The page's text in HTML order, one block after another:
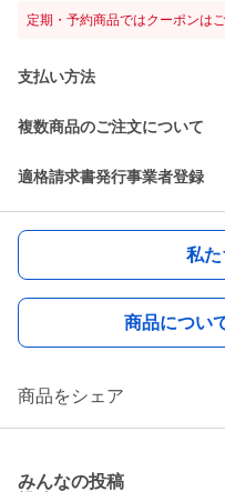
定期・予約商品ではクーポンは
支払い方法
複数商品のご注文について
適格請求書発行事業者登録
私た
商品につい
商品をシェア
みんなの投稿